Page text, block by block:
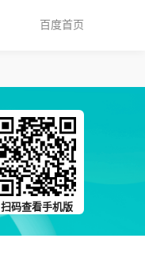
百度首页
扫码查看手机版